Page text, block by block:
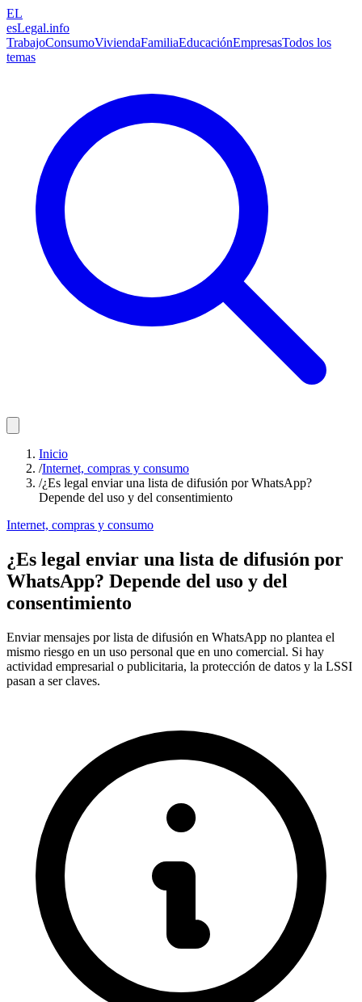
EL
esLegal.info
TrabajoConsumoViviendaFamiliaEducaciónEmpresasTodos los
temas
Inicio
/Internet, compras y consumo
/¿Es legal enviar una lista de difusión por WhatsApp?
Depende del uso y del consentimiento
Internet, compras y consumo
¿Es legal enviar una lista de difusión por
WhatsApp? Depende del uso y del
consentimiento
Enviar mensajes por lista de difusión en WhatsApp no plantea el
mismo riesgo en un uso personal que en uno comercial. Si hay
actividad empresarial o publicitaria, la protección de datos y la LSSI
pasan a ser claves.